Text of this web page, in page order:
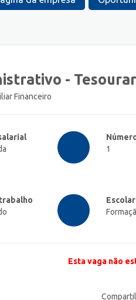
-
Financeiro
1
Esta vaga não